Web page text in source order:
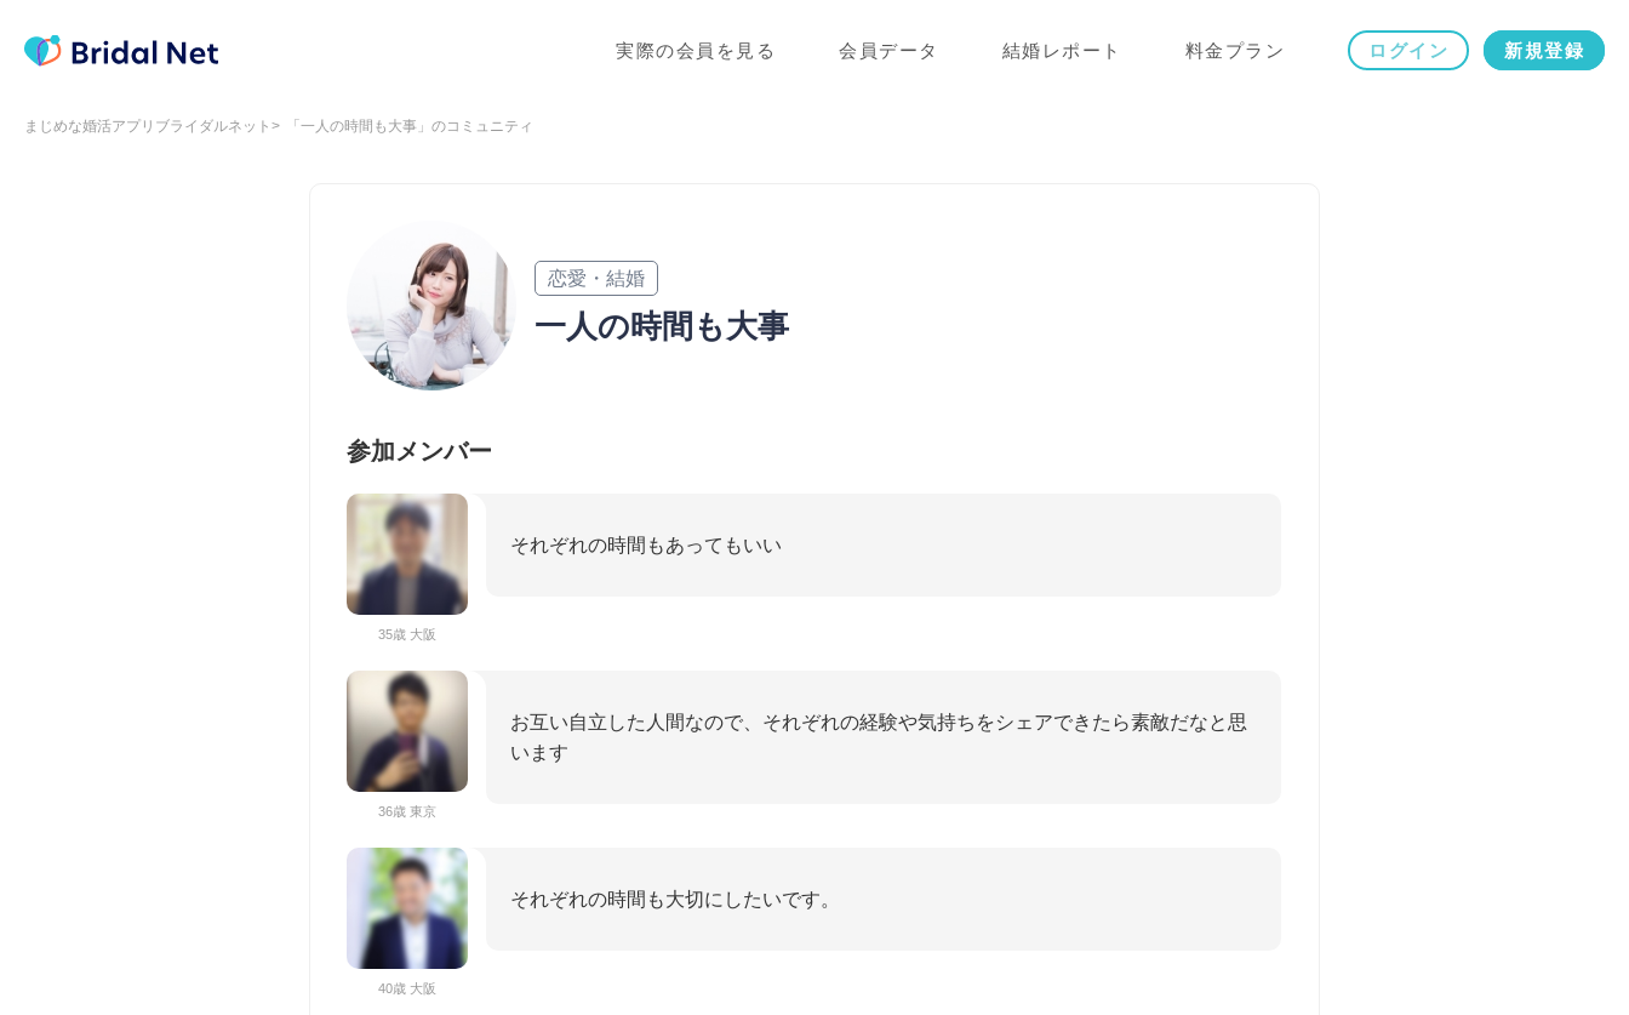
実際の会員を見る 会員データ 結婚レポート 料金プラン ログイン 新規登録
まじめな婚活アプリブライダルネット 「一人の時間も大事」のコミュニティ
恋愛・結婚
一人の時間も大事
参加メンバー
35歳 大阪
それぞれの時間もあってもいい
36歳 東京
お互い自立した人間なので、それぞれの経験や気持ちをシェアできたら素敵だなと思
います
40歳 大阪
それぞれの時間も大切にしたいです。